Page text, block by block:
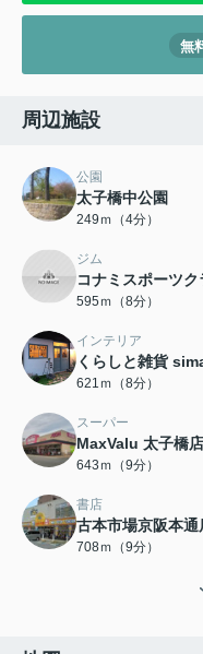
無
周辺施設
公園
太子橋中公園
249ｍ（4分）
ジム
コナミスポーツク
595ｍ（8分）
インテリア
くらしと雑貨
621ｍ（8分）
スーパー
MaxValu 太子橋店
643ｍ（9分）
書店
古本市場京阪本通
708ｍ（9分）